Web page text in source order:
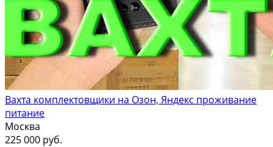
Вахта комплектовщики на Озон, Яндекс проживание
питание
Москва
225 000 руб.